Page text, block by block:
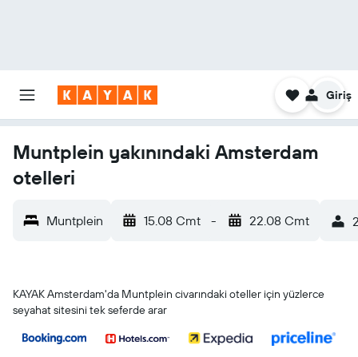
Giriş
Muntplein yakınındaki Amsterdam
otelleri
Muntplein 15.08 Cmt - 22.08 Cmt
KAYAK Amsterdam'da Muntplein civarındaki oteller için yüzlerce
seyahat sitesini tek seferde arar